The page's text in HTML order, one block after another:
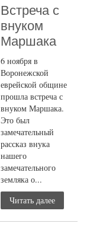
Встреча с
внуком
Маршака
6 ноября в
Воронежской
еврейской общине
прошла встреча с
внуком Маршака.
Это был
замечательный
рассказ внука
нашего
замечательного
земляка о...
Читать далее